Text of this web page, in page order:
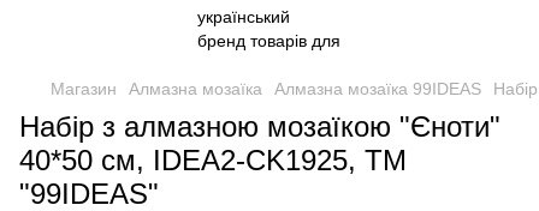
Магазин Алмазна мозаїка Алмазна мозаїка 99IDEAS
Набір з алмазною мозаїкою "Єноти"
40*50 см, IDEA2-CK1925, ТМ
"99IDEAS"